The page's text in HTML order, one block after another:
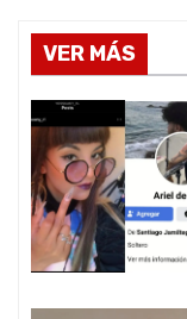
v
e
g
a
c
i
VER MÁS